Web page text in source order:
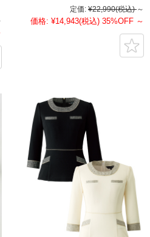
定価: ¥22,990(税込) ～
価格: ¥14,943(税込) 35%OFF ～